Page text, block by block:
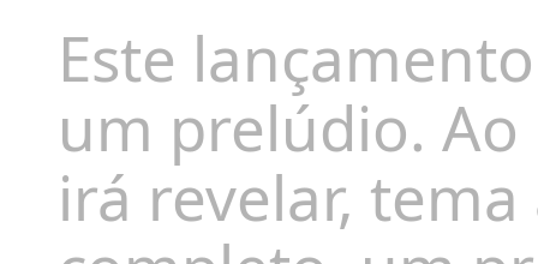
Este
um prelúdio.
irá revelar,